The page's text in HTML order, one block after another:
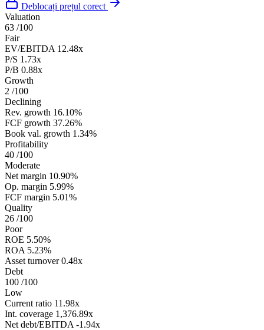
Deblocați prețul corect
Valuation
63 /100
Fair
EV/EBITDA 12.48x
P/S 1.73x
P/B 0.88x
Growth
2 /100
Declining
Rev. growth 16.10%
FCF growth 37.26%
Book val. growth 1.34%
Profitability
40 /100
Moderate
Net margin 10.90%
Op. margin 5.99%
FCF margin 5.01%
Quality
26 /100
Poor
ROE 5.50%
ROA 5.23%
Asset turnover 0.48x
Debt
100 /100
Low
Current ratio 11.98x
Int. coverage 1,376.89x
Net debt/EBITDA -1.94x